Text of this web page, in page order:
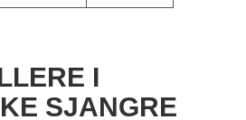
I
SJANGRE